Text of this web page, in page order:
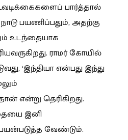
பார்த்தால்
பயணிப்பதும், அதற்கு
உடந்தையாக
ராமர் கோயில்
‘இந்தியா என்பது இந்து
என்று தெரிகிறது.
இனி
வேண்டும்.